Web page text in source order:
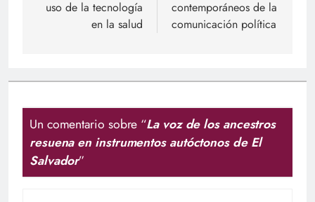
uso de la tecnología
en la salud
contemporáneos de la
comunicación política
Un comentario sobre “La voz de los ancestros
resuena en instrumentos autóctonos de El
Salvador”